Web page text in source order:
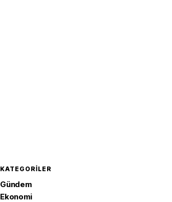
KATEGORILER
Gündem
Ekonomi